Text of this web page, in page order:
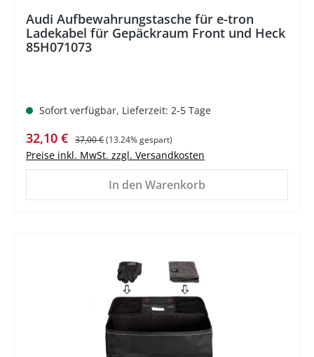
Audi Aufbewahrungstasche für e-tron
Ladekabel für Gepäckraum Front und Heck
85H071073
Sofort verfügbar, Lieferzeit: 2-5 Tage
Verkaufspreis:
32,10 € Regulärer Preis:
37,00 €(13.24% gespart)
Preise inkl. MwSt. zzgl. Versandkosten
In den Warenkorb